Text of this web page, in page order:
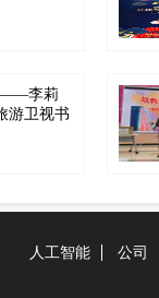
——李莉
游卫视书
人工智能 公司